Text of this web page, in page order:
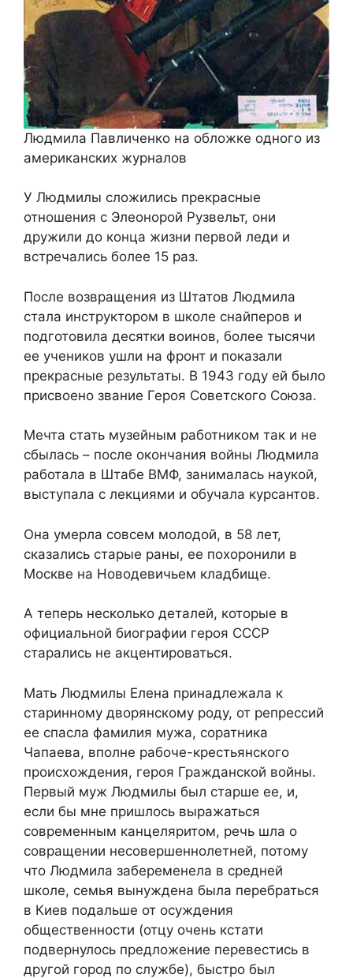
Людмила Павличенко на обложке одного из
американских журналов
У Людмилы сложились прекрасные
отношения с Элеонорой Рузвельт, они
дружили до конца жизни первой леди и
встречались более 15 раз.
После возвращения из Штатов Людмила
стала инструктором в школе снайперов и
подготовила десятки воинов, более тысячи
ее учеников ушли на фронт и показали
прекрасные результаты. В 1943 году ей было
присвоено звание Героя Советского Союза.
Мечта стать музейным работником так и не
сбылась – после окончания войны Людмила
работала в Штабе ВМФ, занималась наукой,
выступала с лекциями и обучала курсантов.
Она умерла совсем молодой, в 58 лет,
сказались старые раны, ее похоронили в
Москве на Новодевичьем кладбище.
А теперь несколько деталей, которые в
официальной биографии героя СССР
старались не акцентироваться.
Мать Людмилы Елена принадлежала к
старинному дворянскому роду, от репрессий
ее спасла фамилия мужа, соратника
Чапаева, вполне рабоче-крестьянского
происхождения, героя Гражданской войны.
Первый муж Людмилы был старше ее, и,
если бы мне пришлось выражаться
современным канцеляритом, речь шла о
совращении несовершеннолетней, потому
что Людмила забеременела в средней
школе, семья вынуждена была перебраться
в Киев подальше от осуждения
общественности (отцу очень кстати
подвернулось предложение перевестись в
другой город по службе), быстро был